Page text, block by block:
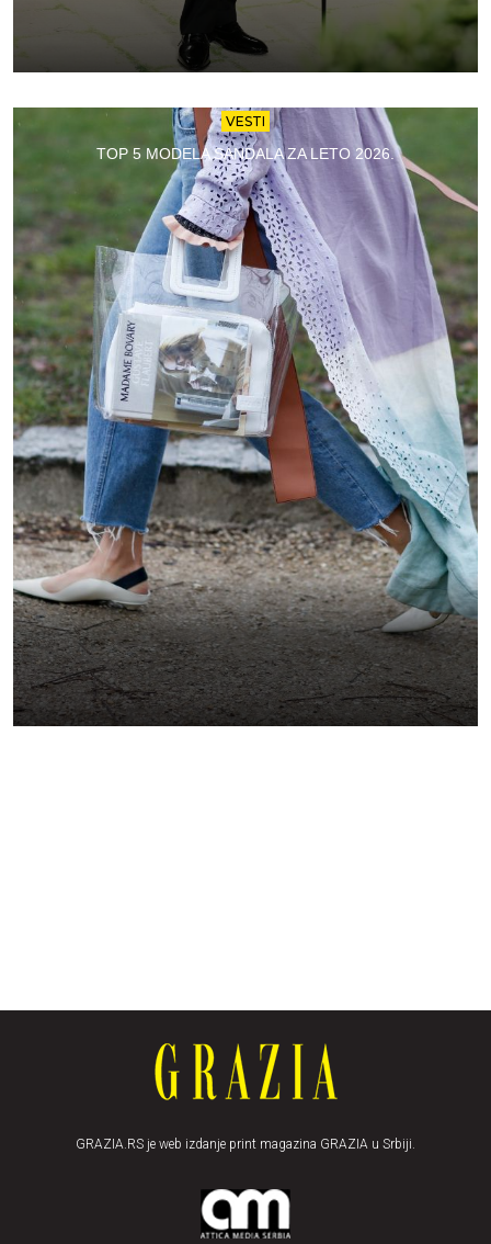
VESTI
TOP 5 MODELA SANDALA ZA LETO 2026.
GRAZIA.RS je web izdanje print magazina GRAZIA u Srbiji.